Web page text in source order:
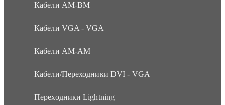
Кабели AM-BM
Кабели VGA - VGA
Кабели АМ-АМ
Кабели/Переходники DVI - VGA
Переходники Lightning